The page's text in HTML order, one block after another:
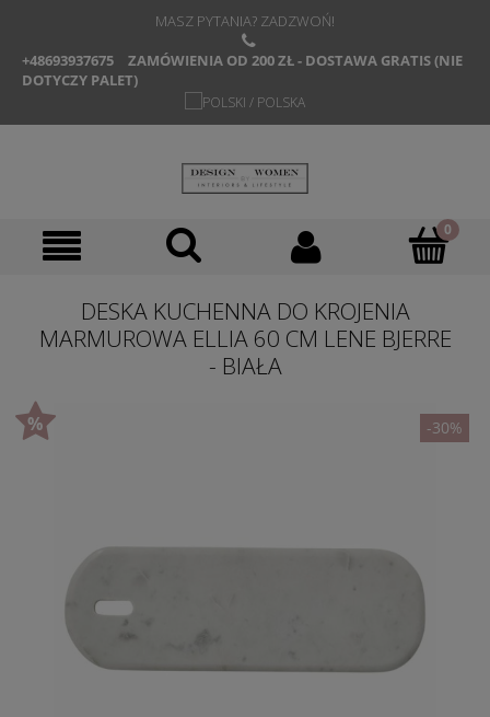
MASZ PYTANIA? ZADZWOŃ!
+48693937675
ZAMÓWIENIA OD 200 ZŁ - DOSTAWA GRATIS (NIE
DOTYCZY PALET)
DESKA KUCHENNA DO KROJENIA
MARMUROWA ELLIA 60 CM LENE BJERRE
- BIAŁA
-30%